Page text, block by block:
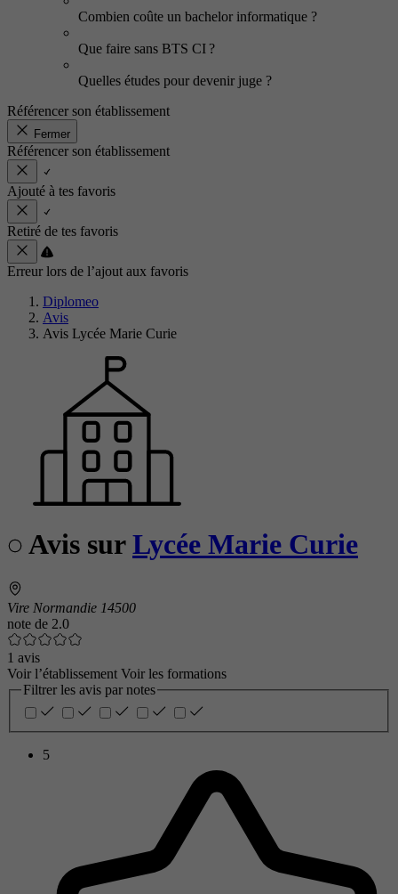
Combien coûte un bachelor informatique ?
Que faire sans BTS CI ?
Quelles études pour devenir juge ?
Référencer son établissement
Fermer
Référencer son établissement
Ajouté à tes favoris
Retiré de tes favoris
Erreur lors de l’ajout aux favoris
Diplomeo
Avis
Avis Lycée Marie Curie
Avis surLycée Marie Curie
Vire Normandie 14500
note de 2.0
1 avis
Voir l’établissement Voir les formations
Filtrer les avis par notes
5